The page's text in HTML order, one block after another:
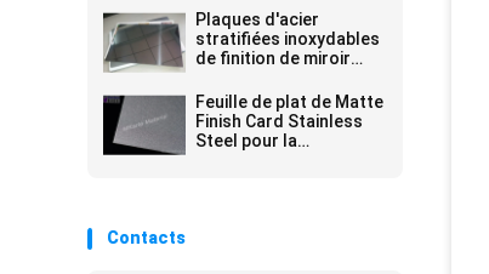
Plaques d'acier
stratifiées inoxydables
de finition de miroir
lamineur de carte
Feuille de plat de Matte
Finish Card Stainless
Steel pour la
Contacts